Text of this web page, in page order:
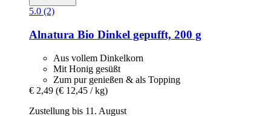
5.0 (2)
Alnatura Bio Dinkel gepufft, 200 g
Aus vollem Dinkelkorn
Mit Honig gesüßt
Zum pur genießen & als Topping
€ 2,49 (€ 12,45 / kg)
Zustellung bis 11. August